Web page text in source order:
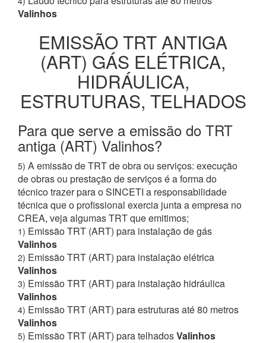
Valinhos
EMISSÃO TRT ANTIGA
(ART) GÁS ELÉTRICA,
HIDRÁULICA,
ESTRUTURAS, TELHADOS
Para que serve a emissão do TRT
antiga (ART) Valinhos?
5) A emissão de TRT de obra ou serviços: execução
de obras ou prestação de serviços é a forma do
técnico trazer para o SINCETI a responsabilidade
técnica que o profissional exercia junta a empresa no
CREA, veja algumas TRT que emitimos;
1) Emissão TRT (ART) para instalação de gás
Valinhos
2) Emissão TRT (ART) para instalação elétrica
Valinhos
3) Emissão TRT (ART) para instalação hidráulica
Valinhos
4) Emissão TRT (ART) para estruturas até 80 metros
Valinhos
5) Emissão TRT (ART) para telhadosValinhos